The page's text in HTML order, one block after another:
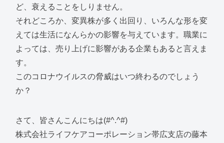
ど、衰えることをしりません。
それどころか、変異株が多く出回り、いろんな形を変
えては生活になんらかの影響を与えています。職業に
よっては、売り上げに影響がある企業もあると言えま
す。
このコロナウイルスの脅威はいつ終わるのでしょう
か？
さて、皆さんこんにちは(#^.^#)
株式会社ライフケアコーポレーション帯広支店の藤本